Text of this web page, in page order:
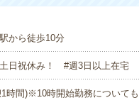
から徒歩10分
日祝休み！ #週3日以上在宅
間)※10時開始勤務についても